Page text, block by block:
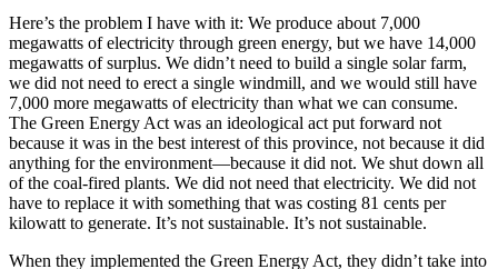
Here’s the problem I have with it: We produce about 7,000
megawatts of electricity through green energy, but we have 14,000
megawatts of surplus. We didn’t need to build a single solar farm,
we did not need to erect a single windmill, and we would still have
7,000 more megawatts of electricity than what we can consume.
The Green Energy Act was an ideological act put forward not
because it was in the best interest of this province, not because it did
anything for the environment—because it did not. We shut down all
of the coal-fired plants. We did not need that electricity. We did not
have to replace it with something that was costing 81 cents per
kilowatt to generate. It’s not sustainable. It’s not sustainable.
When they implemented the Green Energy Act, they didn’t take into